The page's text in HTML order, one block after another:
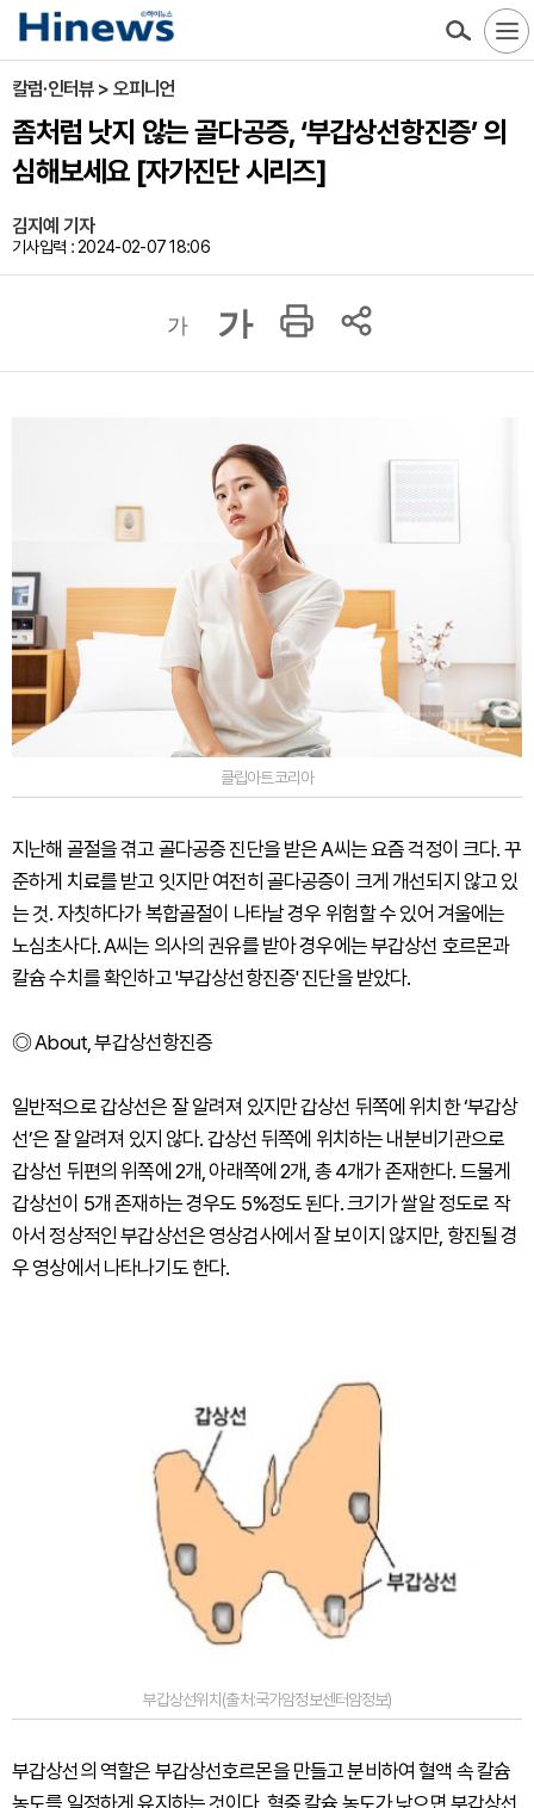
칼럼·인터뷰 > 오피니언
좀처럼 낫지 않는 골다공증, ‘부갑상선항진증’ 의
심해보세요 [자가진단 시리즈]
김지예 기자
기사입력 : 2024-02-07 18:06
가 가
클립아트코리아
지난해 골절을 겪고 골다공증 진단을 받은 A씨는 요즘 걱정이 크다. 꾸
준하게 치료를 받고 잇지만 여전히 골다공증이 크게 개선되지 않고 있
는 것. 자칫하다가 복합골절이 나타날 경우 위험할 수 있어 겨울에는
노심초사다. A씨는 의사의 권유를 받아 경우에는 부갑상선 호르몬과
칼슘 수치를 확인하고 '부갑상선항진증' 진단을 받았다.
◎ About, 부갑상선항진증
일반적으로 갑상선은 잘 알려져 있지만 갑상선 뒤쪽에 위치한 ‘부갑상
선’은 잘 알려져 있지 않다. 갑상선 뒤쪽에 위치하는 내분비기관으로
갑상선 뒤편의 위쪽에 2개, 아래쪽에 2개, 총 4개가 존재한다. 드물게
갑상선이 5개 존재하는 경우도 5%정도 된다. 크기가 쌀알 정도로 작
아서 정상적인 부갑상선은 영상검사에서 잘 보이지 않지만, 항진될 경
우 영상에서 나타나기도 한다.
부갑상선위치(출처:국가암정보센터암정보)
부갑상선의 역할은 부갑상선호르몬을 만들고 분비하여 혈액 속 칼슘